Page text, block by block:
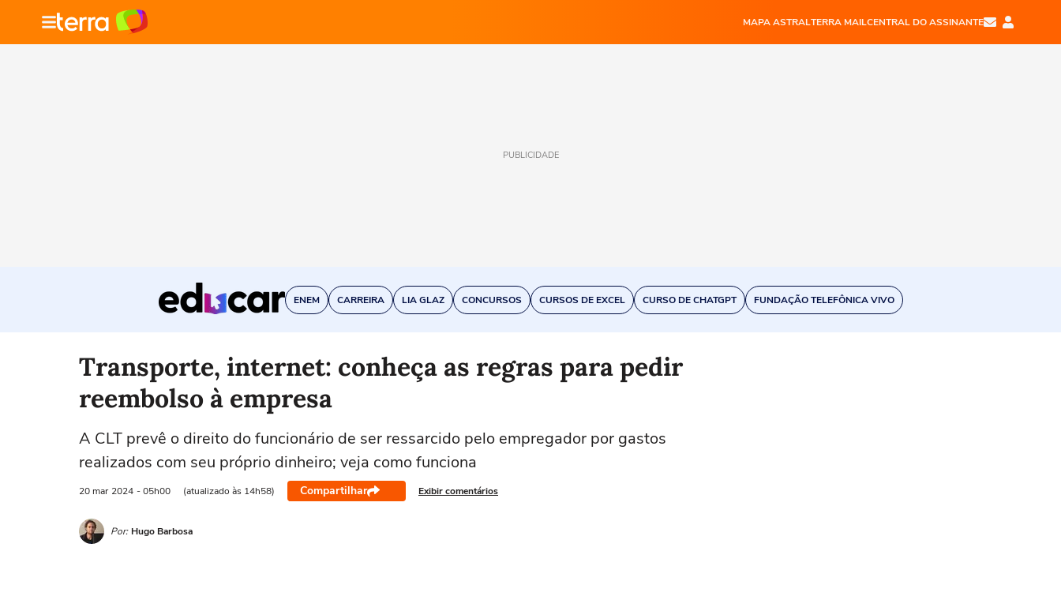
MAPA ASTRALTERRA MAILCENTRAL DO ASSINANTE
PUBLICIDADE
ENEM CARREIRA LIA GLAZ CONCURSOS CURSOS DE EXCEL CURSO DE CHATGPT FUNDAÇÃO TELEFÔNICA VIVO
Transporte, internet: conheça as regras para pedir
reembolso à empresa
A CLT prevê o direito do funcionário de ser ressarcido pelo empregador por gastos
realizados com seu próprio dinheiro; veja como funciona
20 mar 2024 - 05h00 (atualizado às 14h58) Compartilhar Exibir comentários
Por: Hugo Barbosa